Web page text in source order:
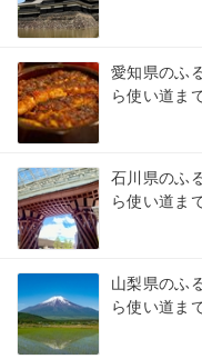
愛知県のふ
ら使い道ま
石川県のふ
ら使い道ま
山梨県のふ
ら使い道ま